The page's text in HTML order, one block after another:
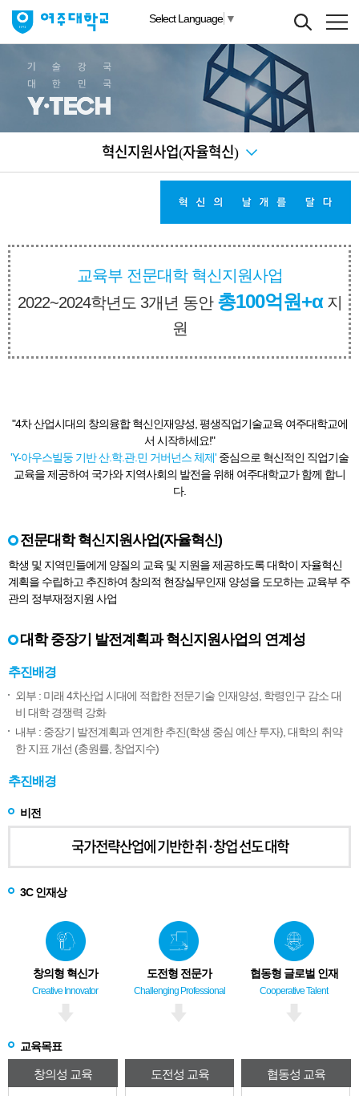
Select Language ▼
혁신지원사업(자율혁신)
교육부 전문대학 혁신지원사업
2022~2024학년도 3개년 동안 총100억원+α지
원
"4차 산업시대의 창의융합 혁신인재양성, 평생직업기술교육 여주대학교에
서 시작하세요!"
'Y-아우스빌둥 기반 산.학.관.민 거버넌스 체제' 중심으로 혁신적인 직업기술
교육을 제공하여 국가와 지역사회의 발전을 위해 여주대학교가 함께 합니
다.
전문대학 혁신지원사업(자율혁신)
학생 및 지역민들에게 양질의 교육 및 지원을 제공하도록 대학이 자율혁신
계획을 수립하고 추진하여 창의적 현장실무인재 양성을 도모하는 교육부 주
관의 정부재정지원 사업
대학 중장기 발전계획과 혁신지원사업의 연계성
추진배경
외부 : 미래 4차산업 시대에 적합한 전문기술 인재양성, 학령인구 감소 대
비 대학 경쟁력 강화
내부 : 중장기 발전계획과 연계한 추진(학생 중심 예산 투자), 대학의 취약
한 지표 개선 (충원률, 창업지수)
추진배경
비전
국가전략산업에 기반한 취·창업 선도 대학
3C 인재상
창의형 혁신가
Creative Innovator
도전형 전문가
Challenging Professional
협동형 글로벌 인재
Cooperative Talent
교육목표
창의성 교육 도전성 교육 협동성 교육